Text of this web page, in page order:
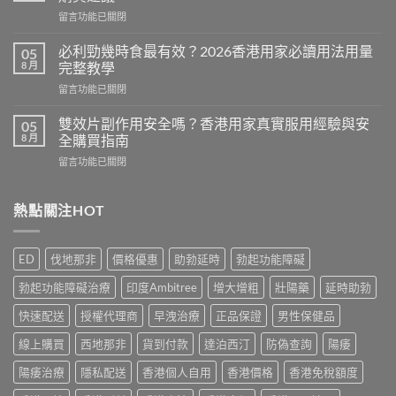
糖
效
真
相：
香
港
家
實
與
購
南〉
中
在
印
度
威
而
評
價：
香
港
真
用
心
得
與
購
買
建
議〉
中
留言功能已關閉
05
8 月
必利勁幾時食最有效？2026香港用家必讀用法用量
完整教學
在
利
勁
幾
時
有
香
港
用
家
必
讀
用
法
用
量
留言功能已關閉
05
8 月
雙效片副作用安全嗎？香港用家真實服用經驗與安
全購買指南
在
片
副
用
安
全
嗎？
香
港
用
家
真
實
留言功能已關閉
熱點關注HOT
ED 伐地那非 價格優惠 助勃延時
勃起功能障礙
勃起功能障礙治療
印度Ambitree 增大增粗 壯陽藥
延時助勃
快速配送
授權代理商 早洩治療 正品保證
男性保健品
線上購買
西地那非 貨到付款 達泊西汀 防偽查詢
陽痿
陽痿治療
隱私配送 香港個人自用 香港價格
香港免稅額度